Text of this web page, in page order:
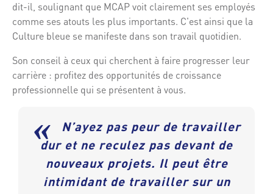
dit-il, soulignant que MCAP voit clairement ses employés
comme ses atouts les plus importants. C'est ainsi que la
Culture bleue se manifeste dans son travail quotidien.
Son conseil à ceux qui cherchent à faire progresser leur
carrière : profitez des opportunités de croissance
professionnelle qui se présentent à vous.
«
N’ayez pas peur de travailler
dur et ne reculez pas devant de
nouveaux projets. Il peut être
intimidant de travailler sur un